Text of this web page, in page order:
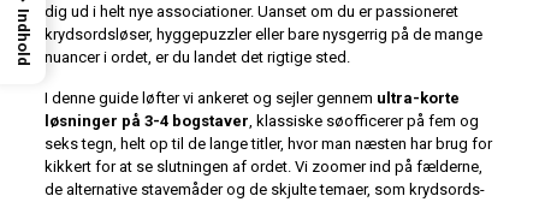
dig ud i helt nye associationer. Uanset om du er passioneret
kryds­ordsløser, hyggepuzzler eller bare nysgerrig på de mange
nuancer i ordet, er du landet det rigtige sted.
I denne guide løfter vi ankeret og sejler gennem ultra-korte
løsninger på 3-4 bogstaver, klassiske søofficerer på fem og
seks tegn, helt op til de lange titler, hvor man næsten har brug for
kikkert for at se slutningen af ordet. Vi zoomer ind på fælderne,
de alternative stavemåder og de skjulte temaer, som krydsords­
Indhold